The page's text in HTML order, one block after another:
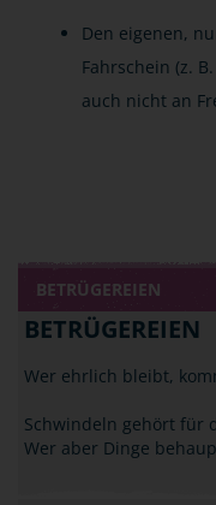
Den eigenen,
Fahrschein (z.
auch nicht an
BETRÜGEREIEN
BETRÜGEREIEN
Wer ehrlich bleibt,
Schwindeln gehört für
Wer aber Dinge